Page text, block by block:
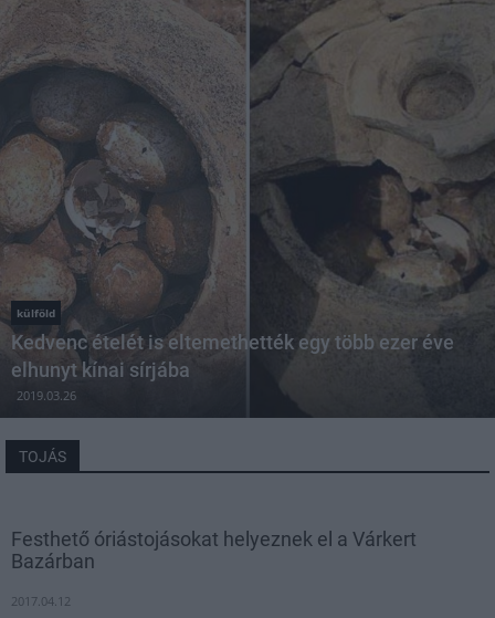
külföld
Kedvenc ételét is eltemethették egy több ezer éve
elhunyt kínai sírjába
2019.03.26
TOJÁS
Festhető óriástojásokat helyeznek el a Várkert
Bazárban
2017.04.12